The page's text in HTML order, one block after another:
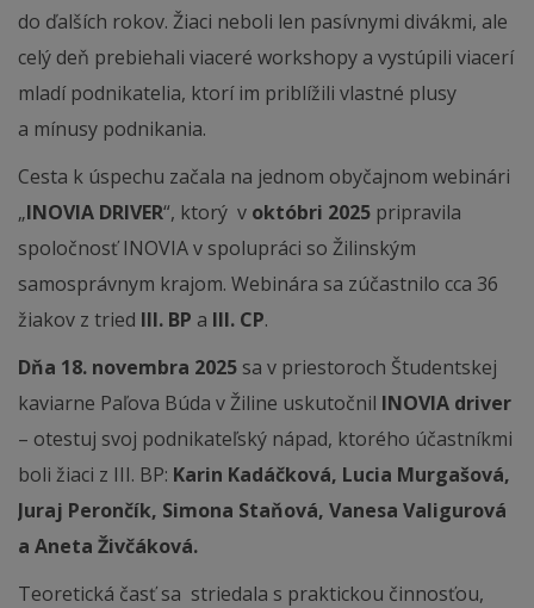
do ďalších rokov. Žiaci neboli len pasívnymi divákmi, ale
celý deň prebiehali viaceré workshopy a vystúpili viacerí
mladí podnikatelia, ktorí im priblížili vlastné plusy
a mínusy podnikania.
Cesta k úspechu začala na jednom obyčajnom webinári
„INOVIA DRIVER“, ktorý v októbri 2025 pripravila
spoločnosť INOVIA v spolupráci so Žilinským
samosprávnym krajom. Webinára sa zúčastnilo cca 36
žiakov z tried III. BP a III. CP.
Dňa 18. novembra 2025 sa v priestoroch Študentskej
kaviarne Paľova Búda v Žiline uskutočnil INOVIA driver
– otestuj svoj podnikateľský nápad, ktorého účastníkmi
boli žiaci z III. BP: Karin Kadáčková, Lucia Murgašová,
Juraj Perončík, Simona Staňová, Vanesa Valigurová
a Aneta Živčáková.
Teoretická časť sa striedala s praktickou činnosťou,